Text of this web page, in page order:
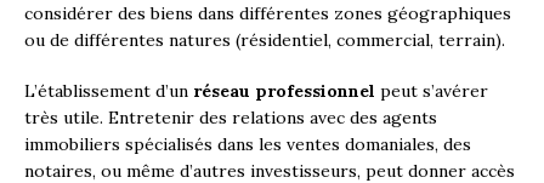
considérer des biens dans différentes zones géographiques
ou de différentes natures (résidentiel, commercial, terrain).
L’établissement d’un réseau professionnel peut s’avérer
très utile. Entretenir des relations avec des agents
immobiliers spécialisés dans les ventes domaniales, des
notaires, ou même d’autres investisseurs, peut donner accès